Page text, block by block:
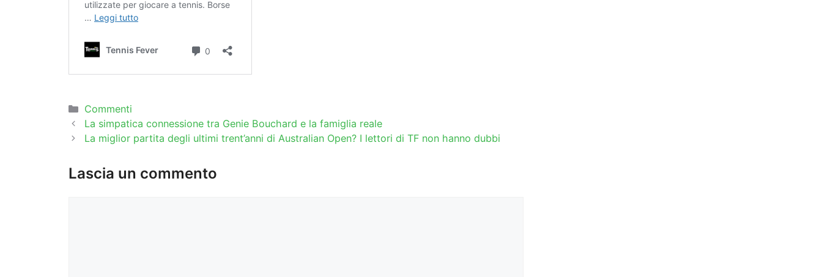
Categorie
Commenti
La simpatica connessione tra Genie Bouchard e la famiglia reale
La miglior partita degli ultimi trent’anni di Australian Open? I lettori di TF non hanno dubbi
Lascia un commento